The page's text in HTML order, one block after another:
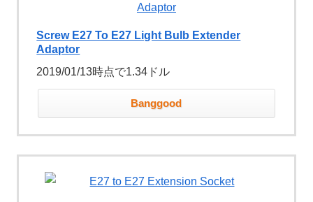
Screw E27 To E27 Light Bulb Extender
Adaptor
2019/01/13時点で1.34ドル
Banggood